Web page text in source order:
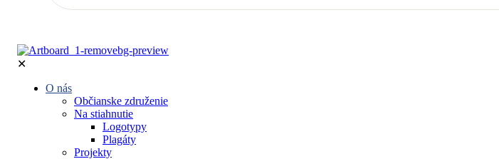
✕
O nás
Občianske združenie
Na stiahnutie
Logotypy
Plagáty
Projekty